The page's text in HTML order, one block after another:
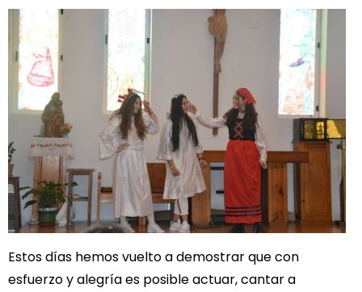
Estos días hemos vuelto a demostrar que con
esfuerzo y alegría es posible actuar, cantar a